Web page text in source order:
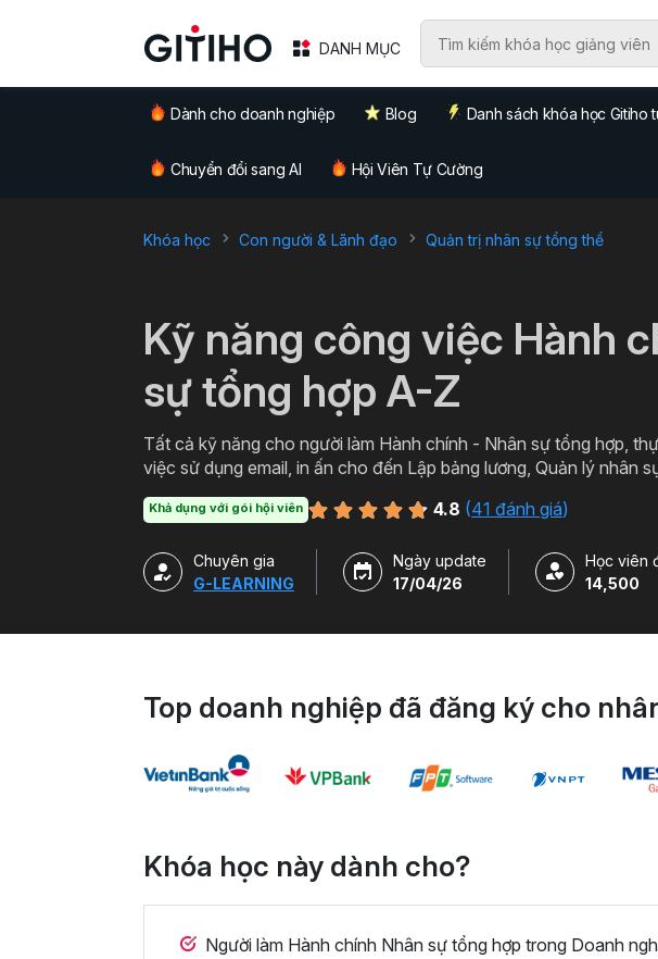
DANH MỤC
Dành cho doanh nghiệp Blog Danh sách khóa học Gitiho
Chuyển đổi sang AI Hội Viên Tự Cường
Khóa học Con người & Lãnh đạo Quản trị nhân sự tổng thể
Kỹ năng công việc Hành
sự tổng hợp A-Z
Tất cả kỹ năng cho người làm Hành chính - Nhân sự tổng hợp,
việc sử dụng email, in ấn cho đến Lập bảng lương, Quản lý nhân
Khả dụng với gói hội viên 4.8 (41 đánh giá)
Chuyên gia
G-LEARNING
Ngày update
17/04/26
Học viên
14,500
Top doanh nghiệp đã đăng ký cho
Khóa học này dành cho?
Người làm Hành chính Nhân sự tổng hợp trong Doanh